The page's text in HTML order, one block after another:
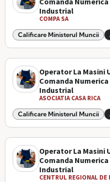
Industrial
COMPA SA
Calificare Ministerul Muncii
Operator La Masini
Comanda Numerica
Industrial
ASOCIATIA CASA RICA
Calificare Ministerul Muncii
Operator La Masini
Comanda Numerica
Industrial
CENTRUL REGIONAL DE